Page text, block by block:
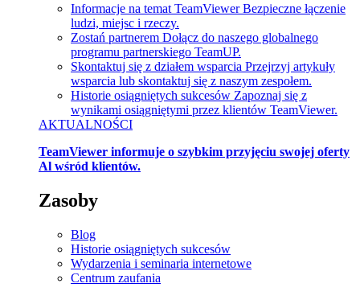
Informacje na temat TeamViewer Bezpieczne łączenie
ludzi, miejsc i rzeczy.
Zostań partnerem Dołącz do naszego globalnego
programu partnerskiego TeamUP.
Skontaktuj się z działem wsparcia Przejrzyj artykuły
wsparcia lub skontaktuj się z naszym zespołem.
Historie osiągniętych sukcesów Zapoznaj się z
wynikami osiągniętymi przez klientów TeamViewer.
AKTUALNOŚCI
TeamViewer informuje o szybkim przyjęciu swojej oferty
Al wśród klientów.
Zasoby
Blog
Historie osiągniętych sukcesów
Wydarzenia i seminaria internetowe
Centrum zaufania